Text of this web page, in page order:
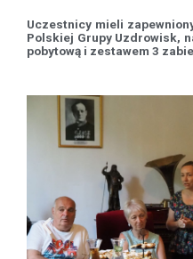
Uczestnicy mieli
Polskiej Grupy Uzdrowisk,
pobytową i zestawem 3